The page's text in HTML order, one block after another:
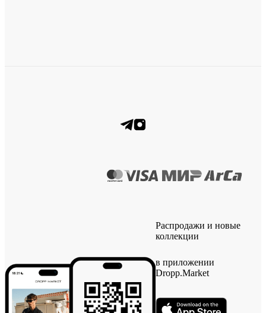
Распродажи и новые
коллекции
в приложении
Dropp.Market